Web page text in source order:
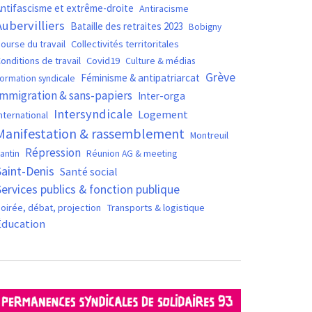
et extrême-droite Antiracisme
Bataille des retraites 2023 Bobigny
du travail Collectivités territoritales
de travail Covid19 Culture & médias
syndicale Féminisme & antipatriarcat Grève
& sans-papiers Inter-orga
Intersyndicale Logement
& rassemblement Montreuil
Répression Réunion AG & meeting
Denis Santé social
publics & fonction publique
débat, projection Transports & logistique